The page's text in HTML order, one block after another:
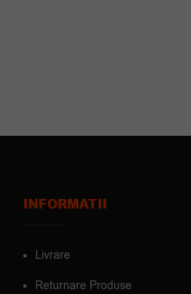
INFORMATII
Livrare
Returnare Produse